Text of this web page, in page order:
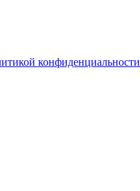
конфиденциальности